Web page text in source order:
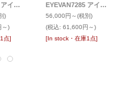
EYEVAN7285 アイヴァン7285 2026AWメガネ 1158
)
～)
点]
EYEVAN7285 アイヴァン7285 2026AWメガネ 1021(48)
56,000円～(税別)
(税込: 61,600円～)
[In stock・在庫1点]